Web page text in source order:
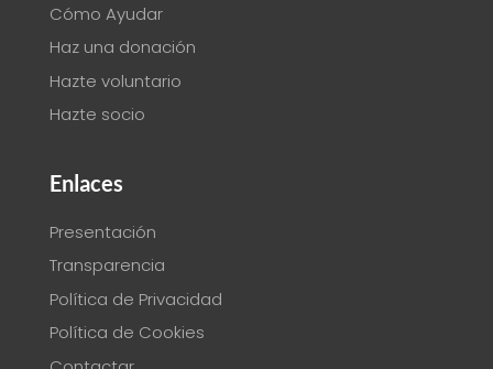
Cómo Ayudar
Haz una donación
Hazte voluntario
Hazte socio
Enlaces
Presentación
Transparencia
Política de Privacidad
Política de Cookies